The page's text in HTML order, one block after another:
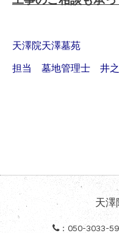
天澤院天澤墓苑
担当 墓地管理士 井之
天澤
： 050-3033-